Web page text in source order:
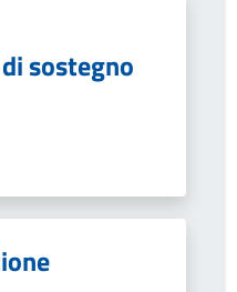
sostegno